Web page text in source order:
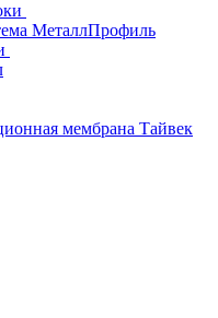
МеталлПрофиль
мембрана Тайвек